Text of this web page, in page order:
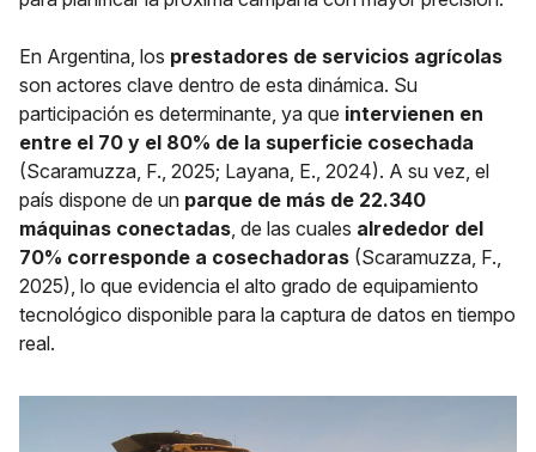
En Argentina, los prestadores de servicios agrícolas
son actores clave dentro de esta dinámica. Su
participación es determinante, ya que intervienen en
entre el 70 y el 80% de la superficie cosechada
(Scaramuzza, F., 2025; Layana, E., 2024). A su vez, el
país dispone de un parque de más de 22.340
máquinas conectadas , de las cuales alrededor del
70% corresponde a cosechadoras (Scaramuzza, F.,
2025), lo que evidencia el alto grado de equipamiento
tecnológico disponible para la captura de datos en tiempo
real.